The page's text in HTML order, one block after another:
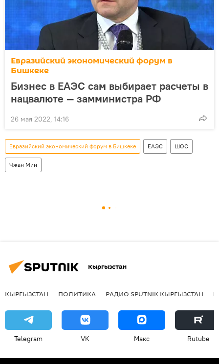
Евразийский экономический форум в
Бишкеке
Бизнес в ЕАЭС сам выбирает расчеты в
нацвалюте — замминистра РФ
26 мая 2022, 14:16
Евразийский экономический форум в Бишкеке ЕАЭС ШОС
Чжан Мин
Кыргызстан
КЫРГЫЗСТАН ПОЛИТИКА РАДИО SPUTNIK КЫРГЫЗСТАН
Telegram VK Макс Rutube